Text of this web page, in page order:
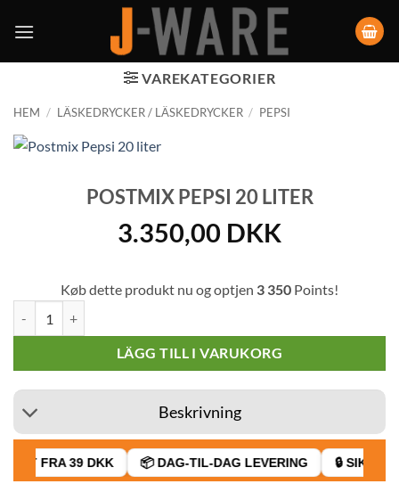
VAREKATEGORIER
HEM / LÄSKEDRYCKER / LÄSKEDRYCKER / PEPSI
POSTMIX PEPSI 20 LITER
3.350,00 DKK
Køb dette produkt nu og optjen 3 350 Points!
LÄGG TILL I VARUKORG
Beskrivning
FRA 39 DKK 📦 DAG-TIL-DAG LEVERING 🔒 SIKKER